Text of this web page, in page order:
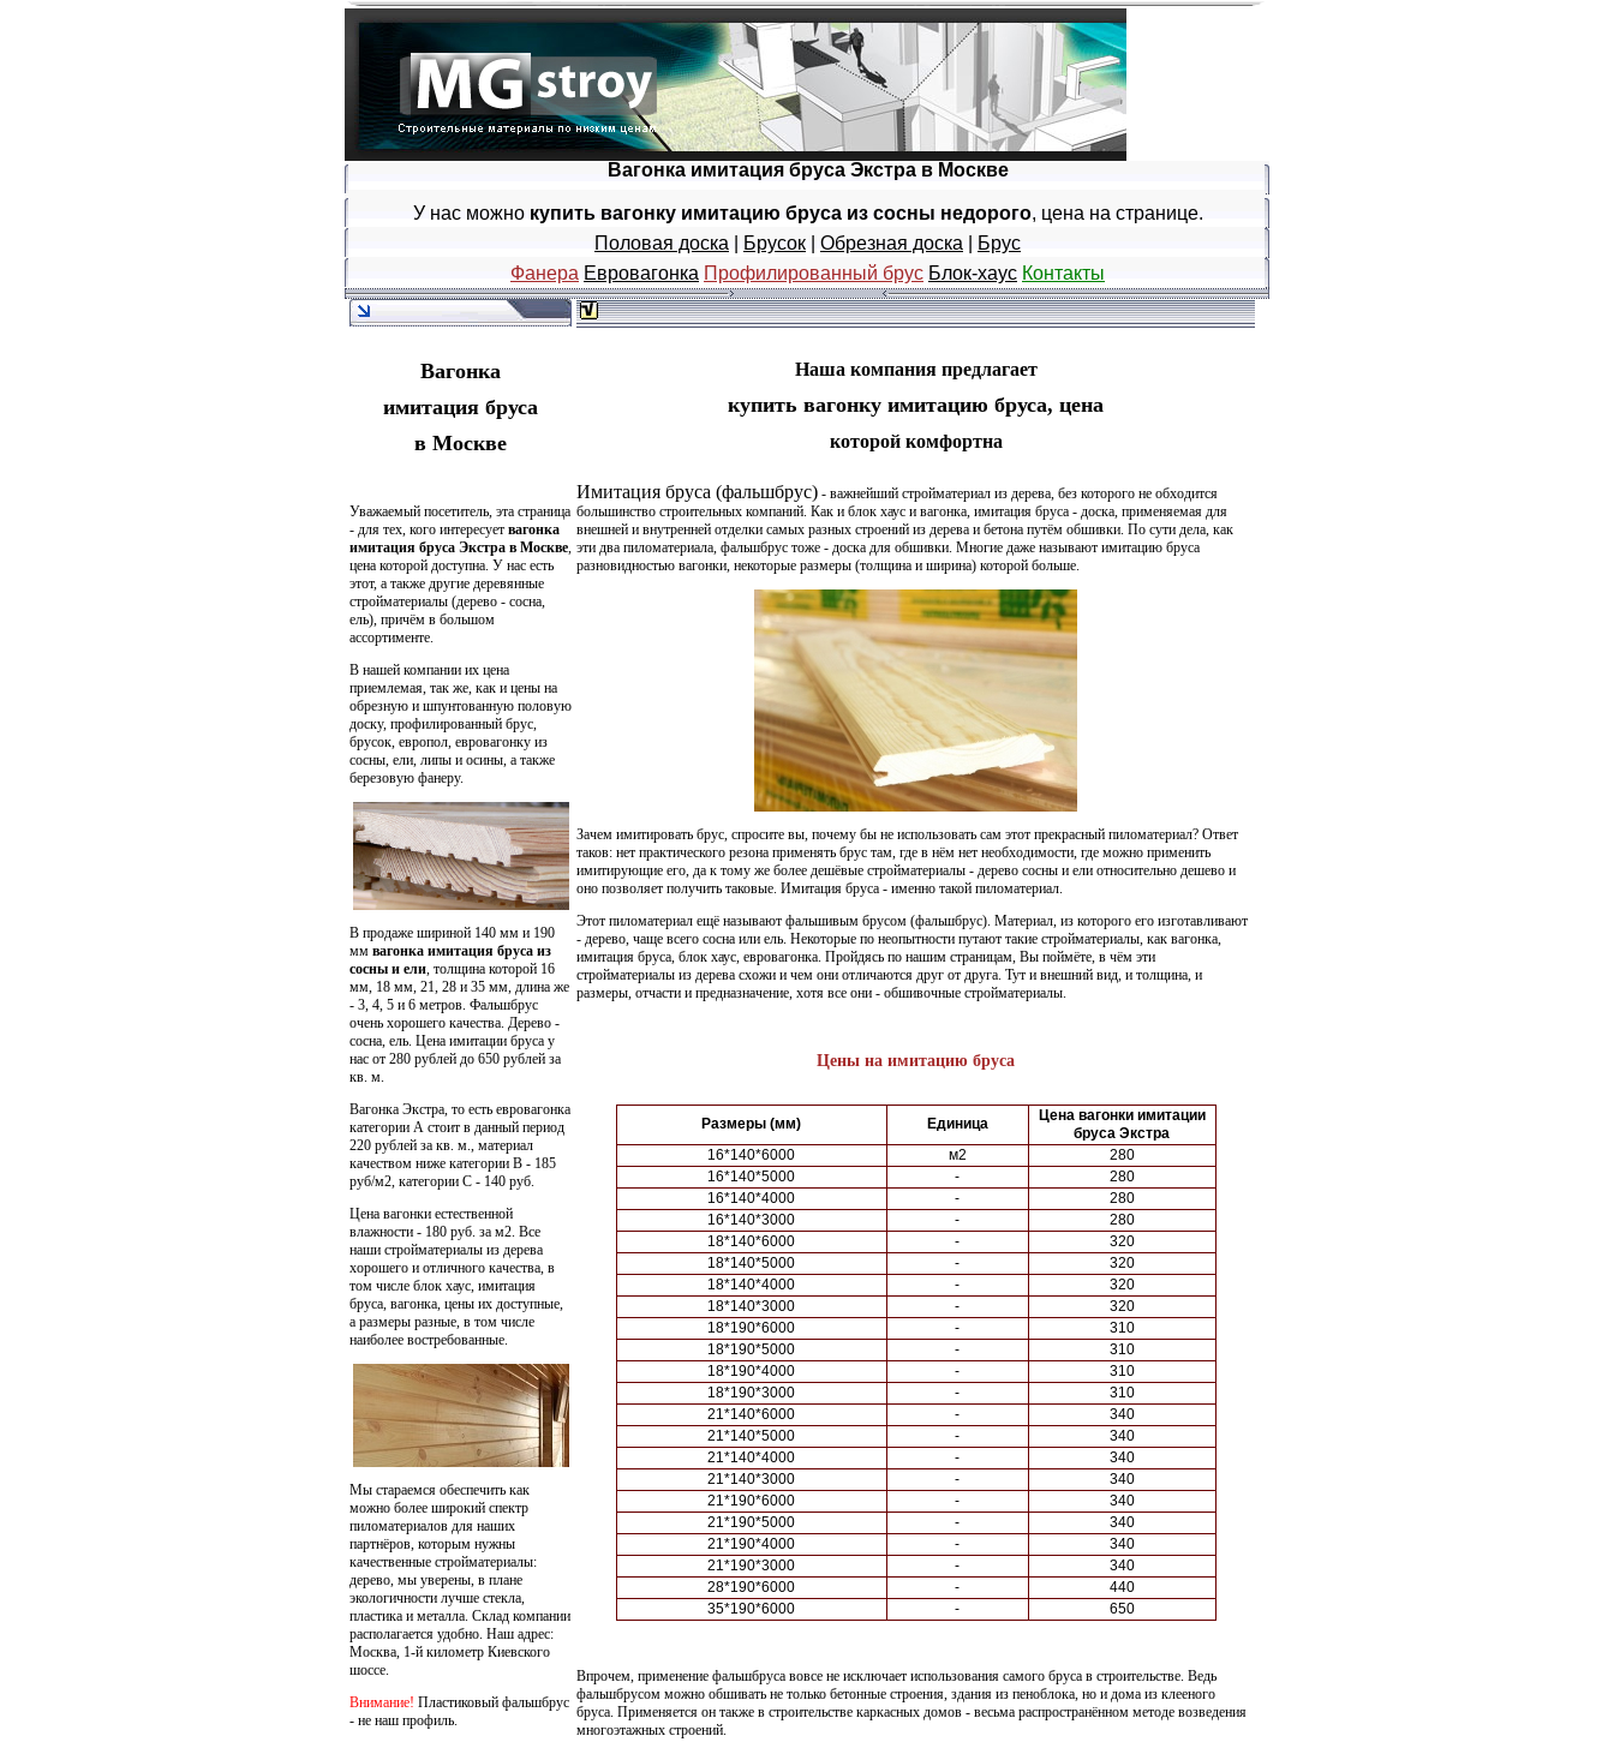
Вагонка имитация бруса Экстра в Москве
У нас можно купить вагонку имитацию бруса из сосны недорого, цена на странице.
Половая доска
Брусок Обрезная доска
Брус
Фанера Евровагонка Профилированный брус Блок-хаус Контакты
Вагонка
имитация бруса
в Москве
Уважаемый посетитель, эта страница
- для тех, кого интересует вагонка
имитация бруса Экстра в Москве,
цена которой доступна. У нас есть
этот, а также другие деревянные
стройматериалы (дерево - сосна,
ель), причём в большом
ассортименте.
В нашей компании их цена
приемлемая, так же, как и цены на
обрезную и шпунтованную половую
доску, профилированный брус,
брусок, европол, евровагонку из
сосны, ели, липы и осины, а также
березовую фанеру.
В продаже шириной 140 мм и 190
мм вагонка имитация бруса из
сосны и ели, толщина которой 16
мм, 18 мм, 21, 28 и 35 мм, длина же
- 3, 4, 5 и 6 метров. Фальшбрус
очень хорошего качества. Дерево -
сосна, ель. Цена имитации бруса у
нас от 280 рублей до 650 рублей за
кв. м.
Вагонка Экстра, то есть евровагонка
категории А стоит в данный период
220 рублей за кв. м., материал
качеством ниже категории B - 185
руб/м2, категории C - 140 руб.
Цена вагонки естественной
влажности - 180 руб. за м2. Все
наши стройматериалы из дерева
хорошего и отличного качества, в
том числе блок хаус, имитация
бруса, вагонка, цены их доступные,
а размеры разные, в том числе
наиболее востребованные.
Мы стараемся обеспечить как
можно более широкий спектр
пиломатериалов для наших
партнёров, которым нужны
качественные стройматериалы:
дерево, мы уверены, в плане
экологичности лучше стекла,
пластика и металла. Склад компании
располагается удобно. Наш адрес:
Москва, 1-й километр Киевского
шоссе.
Внимание! Пластиковый фальшбрус
- не наш профиль.
Наша компания предлагает
купить вагонку имитацию бруса, цена
которой комфортна
Имитация бруса (фальшбрус) - важнейший стройматериал из дерева, без которого не обходится
большинство строительных компаний. Как и блок хаус и вагонка, имитация бруса - доска, применяемая для
внешней и внутренней отделки самых разных строений из дерева и бетона путём обшивки. По сути дела, как
эти два пиломатериала, фальшбрус тоже - доска для обшивки. Многие даже называют имитацию бруса
разновидностью вагонки, некоторые размеры (толщина и ширина) которой больше.
Зачем имитировать брус, спросите вы, почему бы не использовать сам этот прекрасный пиломатериал? Ответ
таков: нет практического резона применять брус там, где в нём нет необходимости, где можно применить
имитирующие его, да к тому же более дешёвые стройматериалы - дерево сосны и ели относительно дешево и
оно позволяет получить таковые. Имитация бруса - именно такой пиломатериал.
Этот пиломатериал ещё называют фальшивым брусом (фальшбрус). Материал, из которого его изготавливают
- дерево, чаще всего сосна или ель. Некоторые по неопытности путают такие стройматериалы, как вагонка,
имитация бруса, блок хаус, евровагонка. Пройдясь по нашим страницам, Вы поймёте, в чём эти
стройматериалы из дерева схожи и чем они отличаются друг от друга. Тут и внешний вид, и толщина, и
размеры, отчасти и предназначение, хотя все они - обшивочные стройматериалы.
Цены на имитацию бруса
Размеры (мм) Единица
Цена вагонки имитации
бруса Экстра
16*140*6000
м2
280
16*140*5000
-
280
16*140*4000
-
280
16*140*3000
-
280
18*140*6000
-
320
18*140*5000
-
320
18*140*4000
-
320
18*140*3000
-
320
18*190*6000
-
310
18*190*5000
-
310
18*190*4000
-
310
18*190*3000
-
310
21*140*6000
-
340
21*140*5000
-
340
21*140*4000
-
340
21*140*3000
-
340
21*190*6000
-
340
21*190*5000
-
340
21*190*4000
-
340
21*190*3000
-
340
28*190*6000
-
440
35*190*6000
- 650
Впрочем, применение фальшбруса вовсе не исключает использования самого бруса в строительстве. Ведь
фальшбрусом можно обшивать не только бетонные строения, здания из пеноблока, но и дома из клееного
бруса. Применяется он также в строительстве каркасных домов - весьма распространённом методе возведения
многоэтажных строений.